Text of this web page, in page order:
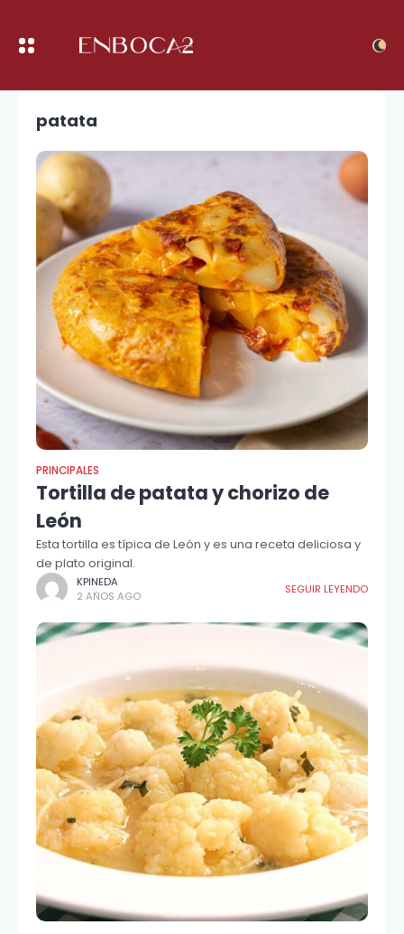
patata
PRINCIPALES
Tortilla de patata y chorizo de
León
Esta tortilla es típica de León y es una receta deliciosa y
de plato original.
KPINEDA
2 AÑOS AGO
SEGUIR LEYENDO